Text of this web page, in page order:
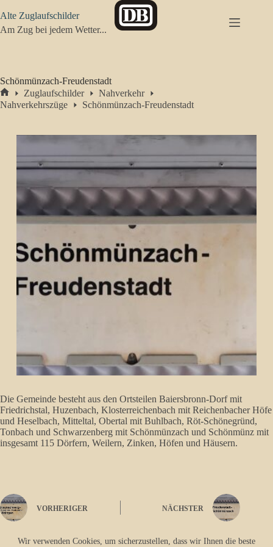
Inhalt
springen
Wir verwenden Cookies, um sicherzustellen, dass wir Ihnen die beste
Alte Zuglaufschilder
Am Zug bei jedem Wetter...
Schönmünzach-Freudenstadt
Start
Zuglaufschilder
Nahverkehr
Nahverkehrszüge
Schönmünzach-Freudenstadt
Die Gemeinde besteht aus den Ortsteilen Baiersbronn-Dorf mit
Friedrichstal, Huzenbach, Klosterreichenbach mit Reichenbacher Höfe
und Heselbach, Mitteltal, Obertal mit Buhlbach, Röt-Schönegründ,
Tonbach und Schwarzenberg mit Schönmünzach und Schönmünz mit
insgesamt 115 Dörfern, Weilern, Zinken, Höfen und Häusern.
VORHERIGER NÄCHSTER